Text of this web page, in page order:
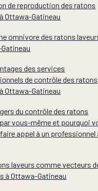
de reproduction des ratons
Ottawa-Gatineau
omnivore des ratons
des services
de contrôle des ratons
Ottawa-Gatineau
du contrôle des ratons
vous-même et pourquoi
appel à un professionnel
laveurs comme vecteurs
à Ottawa-Gatineau